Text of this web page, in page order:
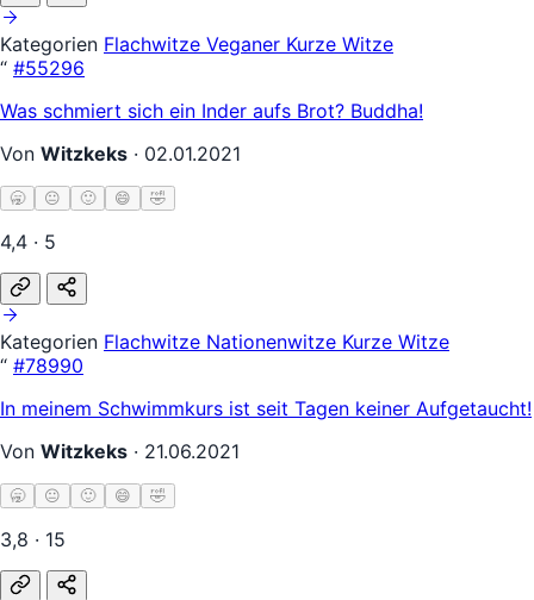
Kategorien Flachwitze Veganer Kurze Witze
“ #55296
Was schmiert sich ein Inder aufs Brot? Buddha!
Von Witzkeks · 02.01.2021
🥱 😐 🙂 😄 🤣
4,4 · 5
Kategorien Flachwitze Nationenwitze Kurze Witze
“ #78990
In meinem Schwimmkurs ist seit Tagen keiner Aufgetaucht!
Von Witzkeks · 21.06.2021
🥱 😐 🙂 😄 🤣
3,8 · 15